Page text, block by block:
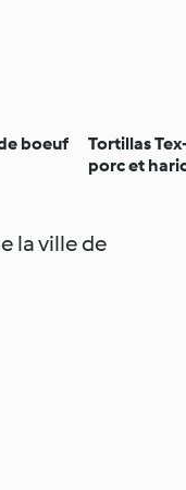
boeuf
Tortillas
porc et
la ville de